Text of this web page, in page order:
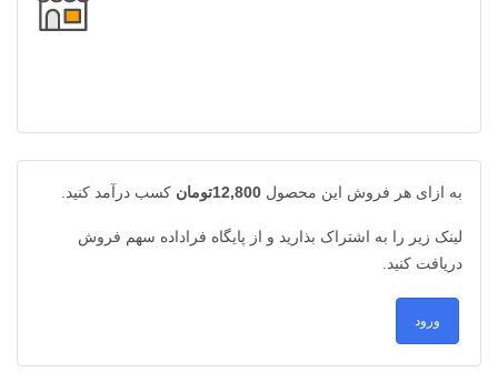
به ازای هر فروش این محصول 12,800تومان کسب درآمد کنید.
لینک زیر را به اشتراک بذارید و از پایگاه فراداده سهم فروش
دریافت کنید.
ورود